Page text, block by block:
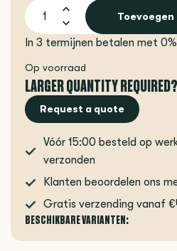
Toevoegen
In 3 termijnen betalen met
Op voorraad
LARGER QUANTITY REQUIRED?
Request a quote
Vóór 15:00 besteld op
verzonden
Klanten beoordelen ons
Gratis verzending vanaf
BESCHIKBARE VARIANTEN: